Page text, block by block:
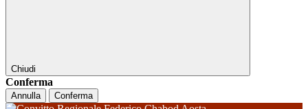
Chiudi
Conferma
Annulla Conferma